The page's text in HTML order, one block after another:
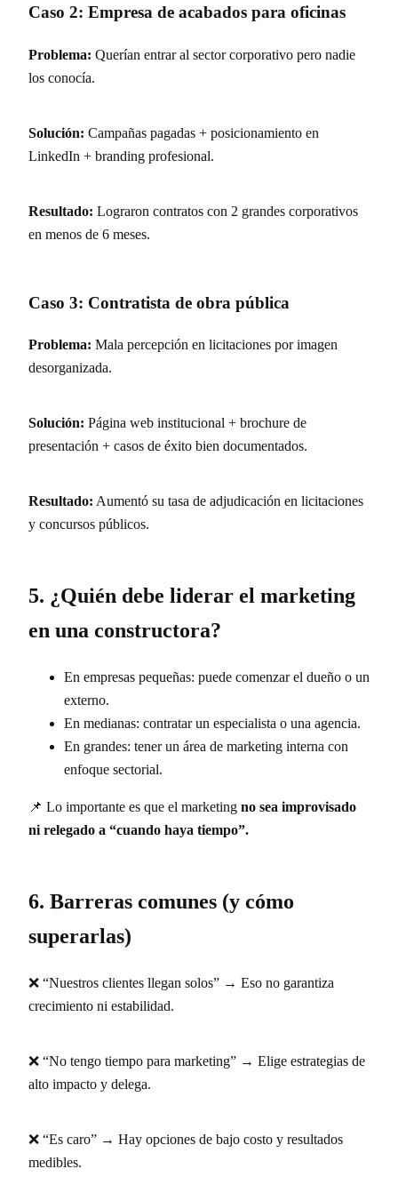
Caso 2: Empresa de acabados para oficinas
Problema: Querían entrar al sector corporativo pero nadie
los conocía.
Solución: Campañas pagadas + posicionamiento en
LinkedIn + branding profesional.
Resultado: Lograron contratos con 2 grandes corporativos
en menos de 6 meses.
Caso 3: Contratista de obra pública
Problema: Mala percepción en licitaciones por imagen
desorganizada.
Solución: Página web institucional + brochure de
presentación + casos de éxito bien documentados.
Resultado: Aumentó su tasa de adjudicación en licitaciones
y concursos públicos.
5. ¿Quién debe liderar el marketing
en una constructora?
En empresas pequeñas: puede comenzar el dueño o un
externo.
En medianas: contratar un especialista o una agencia.
En grandes: tener un área de marketing interna con
enfoque sectorial.
📌 Lo importante es que el marketing no sea improvisado
ni relegado a “cuando haya tiempo”.
6. Barreras comunes (y cómo
superarlas)
❌ “Nuestros clientes llegan solos” → Eso no garantiza
crecimiento ni estabilidad.
❌ “No tengo tiempo para marketing” → Elige estrategias de
alto impacto y delega.
❌ “Es caro” → Hay opciones de bajo costo y resultados
medibles.